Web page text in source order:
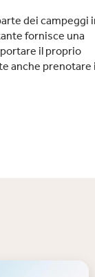
dei campeggi
fornisce una
il proprio
anche prenotare